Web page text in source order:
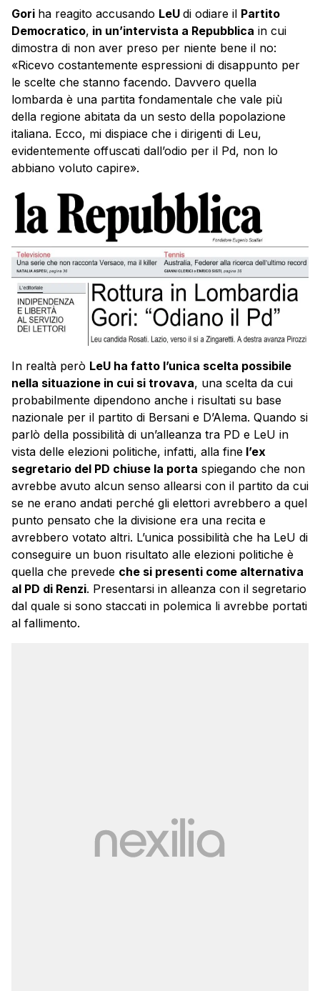
Gori ha reagito accusando LeU di odiare il Partito
Democratico, in un’intervista a Repubblica in cui
dimostra di non aver preso per niente bene il no:
«Ricevo costantemente espressioni di disappunto per
le scelte che stanno facendo. Davvero quella
lombarda è una partita fondamentale che vale più
della regione abitata da un sesto della popolazione
italiana. Ecco, mi dispiace che i dirigenti di Leu,
evidentemente offuscati dall’odio per il Pd, non lo
abbiano voluto capire».
In realtà però LeU ha fatto l’unica scelta possibile
nella situazione in cui si trovava, una scelta da cui
probabilmente dipendono anche i risultati su base
nazionale per il partito di Bersani e D’Alema. Quando si
parlò della possibilità di un’alleanza tra PD e LeU in
vista delle elezioni politiche, infatti, alla fine l’ex
segretario del PD chiuse la porta spiegando che non
avrebbe avuto alcun senso allearsi con il partito da cui
se ne erano andati perché gli elettori avrebbero a quel
punto pensato che la divisione era una recita e
avrebbero votato altri. L’unica possibilità che ha LeU di
conseguire un buon risultato alle elezioni politiche è
quella che prevede che si presenti come alternativa
al PD di Renzi. Presentarsi in alleanza con il segretario
dal quale si sono staccati in polemica li avrebbe portati
al fallimento.